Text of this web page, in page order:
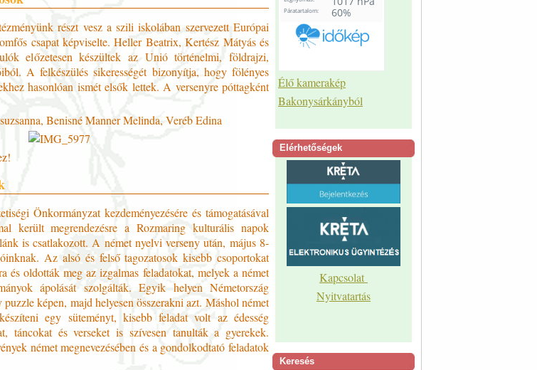
részt vesz a szili iskolában szervezett Európai
csapat képviselte. Heller Beatrix, Kertész Mátyás és
előzetesen készültek az Unió történelmi, földrajzi,
A felkészülés sikerességét bizonyítja, hogy fölényes
hasonlóan ismét elsők lettek. A versenyre póttagként
Benisné Manner Melinda, Veréb Edina
Önkormányzat kezdeményezésére és támogatásával
került megrendezésre a Rozmaring kulturális napok
is csatlakozott. A német nyelvi verseny után, május 8-
Az alsó és felső tagozatosok kisebb csoportokat
és oldották meg az izgalmas feladatokat, melyek a német
ápolását szolgálták. Egyik helyen Németország
képen, majd helyesen összerakni azt. Máshol német
egy süteményt, kisebb feladat volt az édesség
táncokat és verseket is szívesen tanulták a gyerekek.
német megnevezésében és a gondolkodtató feladatok
Élő kamerakép
Bakonysárkányból
Elérhetőségek
Kapcsolat
Nyitvatartás
Keresés